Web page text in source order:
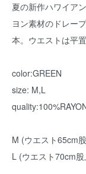
夏の新作ハワイア
ヨン素材のドレー
本。ウエストは平
color:GREEN
size: M,L
M (ウエスト65cm
L (ウエスト70cm